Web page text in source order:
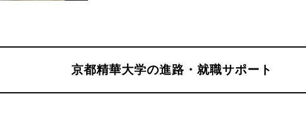
京都精華大学の進路・就職サポート